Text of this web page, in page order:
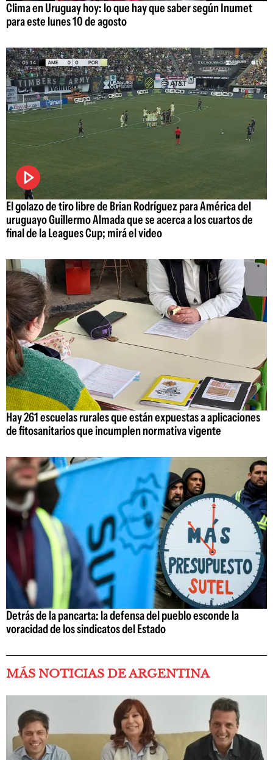
Clima en Uruguay hoy: lo que hay que saber según Inumet
para este lunes 10 de agosto
El golazo de tiro libre de Brian Rodríguez para América del
uruguayo Guillermo Almada que se acerca a los cuartos de
final de la Leagues Cup; mirá el video
Hay 261 escuelas rurales que están expuestas a aplicaciones
de fitosanitarios que incumplen normativa vigente
Detrás de la pancarta: la defensa del pueblo esconde la
voracidad de los sindicatos del Estado
MÁS NOTICIAS DE ARGENTINA